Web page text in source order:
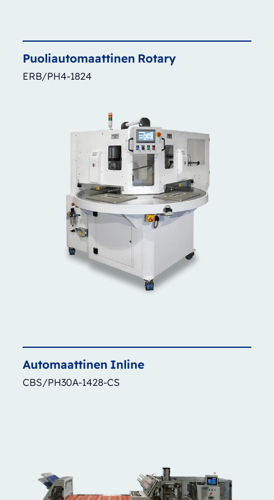
Puoliautomaattinen Rotary
ERB/PH4-1824
Automaattinen Inline
CBS/PH30A-1428-CS